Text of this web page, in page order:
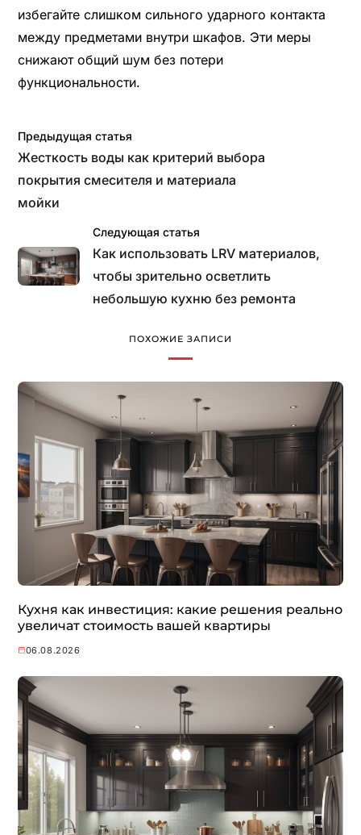
избегайте слишком сильного ударного контакта
между предметами внутри шкафов. Эти меры
снижают общий шум без потери
функциональности.
Предыдущая статья
Жесткость воды как критерий выбора
покрытия смесителя и материала
мойки
Следующая статья
Как использовать LRV материалов,
чтобы зрительно осветлить
небольшую кухню без ремонта
ПОХОЖИЕ ЗАПИСИ
Кухня как инвестиция: какие решения реально
увеличат стоимость вашей квартиры
06.08.2026